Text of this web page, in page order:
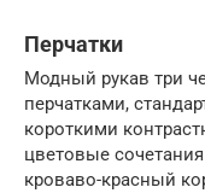
Перчатки
Модный рукав три
перчатками,
короткими
цветовые
кроваво-красный